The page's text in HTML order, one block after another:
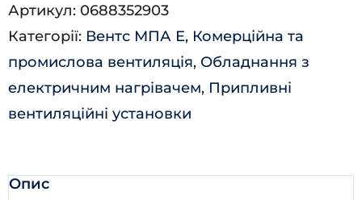
Е-6,0
Л
А70
кількість
Артикул: 0688352903
Категорії: Вентс МПА Е, Комерційна та
промислова вентиляція, Обладнання з
електричним нагрівачем, Припливні
вентиляційні установки
Опис